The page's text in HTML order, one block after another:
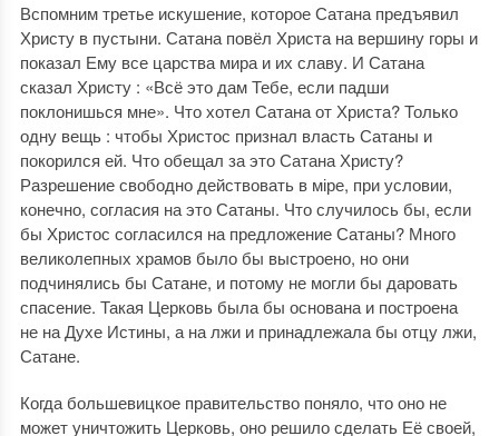
Вспомним третье искушение, которое Сатана предъявил
Христу в пустыни. Сатана повёл Христа на вершину горы и
показал Ему все царства мира и их славу. И Сатана
сказал Христу : «Всё это дам Тебе, если падши
поклонишься мне». Что хотел Сатана от Христа? Только
одну вещь : чтобы Христос признал власть Сатаны и
покорился ей. Что обещал за это Сатана Христу?
Разрешение свободно действовать в міре, при условии,
конечно, согласия на это Сатаны. Что случилось бы, если
бы Христос согласился на предложение Сатаны? Много
великолепных храмов было бы выстроено, но они
подчинялись бы Сатане, и потому не могли бы даровать
спасение. Такая Церковь была бы основана и построена
не на Духе Истины, а на лжи и принадлежала бы отцу лжи,
Сатане.
Когда большевицкое правительство поняло, что оно не
может уничтожить Церковь, оно решило сделать Её своей,